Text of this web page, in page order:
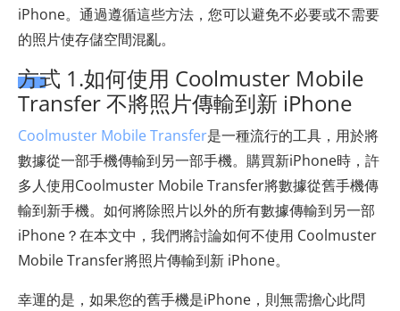
iPhone。通過遵循這些方法，您可以避免不必要或不需要
的照片使存儲空間混亂。
方式 1.如何使用 Coolmuster Mobile
Transfer 不將照片傳輸到新 iPhone
Coolmuster Mobile Transfer是一種流行的工具，用於將
數據從一部手機傳輸到另一部手機。購買新iPhone時，許
多人使用Coolmuster Mobile Transfer將數據從舊手機傳
輸到新手機。如何將除照片以外的所有數據傳輸到另一部
iPhone？在本文中，我們將討論如何不使用 Coolmuster
Mobile Transfer將照片傳輸到新 iPhone。
幸運的是，如果您的舊手機是iPhone，則無需擔心此問